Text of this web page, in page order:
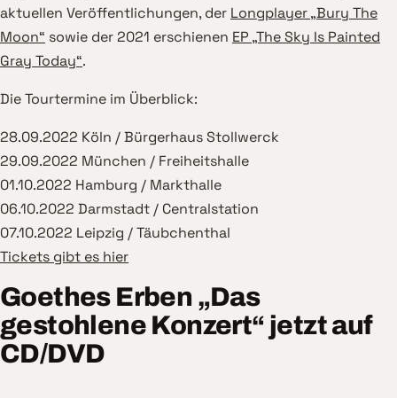
aktuellen Veröffentlichungen, der Longplayer „Bury The
Moon“ sowie der 2021 erschienen EP „The Sky Is Painted
Gray Today“.
Die Tourtermine im Überblick:
28.09.2022 Köln / Bürgerhaus Stollwerck
29.09.2022 München / Freiheitshalle
01.10.2022 Hamburg / Markthalle
06.10.2022 Darmstadt / Centralstation
07.10.2022 Leipzig / Täubchenthal
Tickets gibt es hier
Goethes Erben „Das
gestohlene Konzert“ jetzt auf
CD/DVD